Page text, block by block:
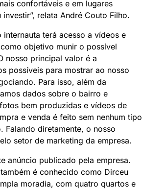
confortáveis e em lugares
relata André Couto Filho.
terá acesso a vídeos e
objetivo munir o possível
nosso principal valor é a
possíveis para mostrar ao nosso
Para isso, além da
dados sobre o bairro e
bem produzidas e vídeos de
e venda é feito sem nenhum tipo
Falando diretamente, o nosso
setor de marketing da empresa.
anúncio publicado pela empresa.
é conhecido como Dirceu
moradia, com quatro quartos e